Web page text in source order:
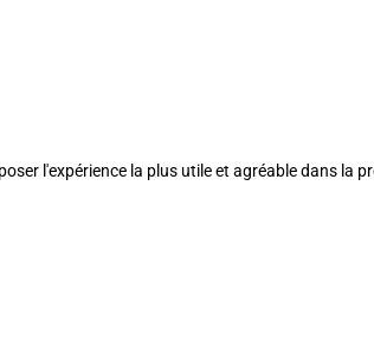
l'expérience la plus utile et agréable dans la